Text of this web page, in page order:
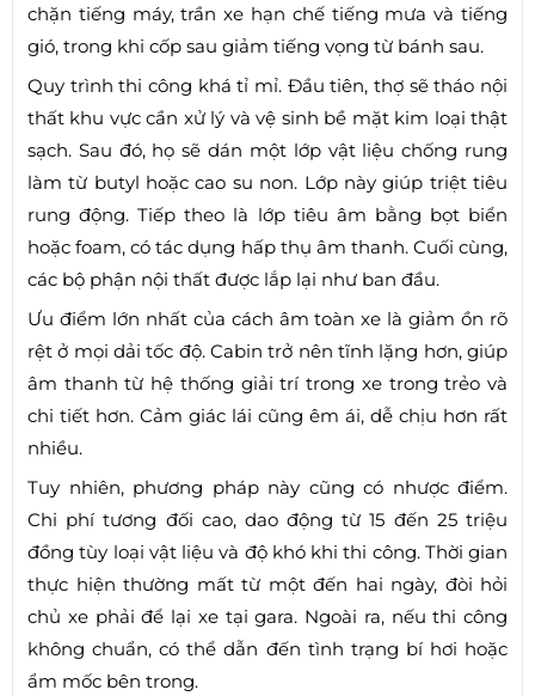
chặn tiếng máy, trần xe hạn chế tiếng mưa và tiếng
gió, trong khi cốp sau giảm tiếng vọng từ bánh sau.
Quy trình thi công khá tỉ mỉ. Đầu tiên, thợ sẽ tháo nội
thất khu vực cần xử lý và vệ sinh bề mặt kim loại thật
sạch. Sau đó, họ sẽ dán một lớp vật liệu chống rung
làm từ butyl hoặc cao su non. Lớp này giúp triệt tiêu
rung động. Tiếp theo là lớp tiêu âm bằng bọt biển
hoặc foam, có tác dụng hấp thụ âm thanh. Cuối cùng,
các bộ phận nội thất được lắp lại như ban đầu.
Ưu điểm lớn nhất của cách âm toàn xe là giảm ồn rõ
rệt ở mọi dải tốc độ. Cabin trở nên tĩnh lặng hơn, giúp
âm thanh từ hệ thống giải trí trong xe trong trẻo và
chi tiết hơn. Cảm giác lái cũng êm ái, dễ chịu hơn rất
nhiều.
Tuy nhiên, phương pháp này cũng có nhược điểm.
Chi phí tương đối cao, dao động từ 15 đến 25 triệu
đồng tùy loại vật liệu và độ khó khi thi công. Thời gian
thực hiện thường mất từ một đến hai ngày, đòi hỏi
chủ xe phải để lại xe tại gara. Ngoài ra, nếu thi công
không chuẩn, có thể dẫn đến tình trạng bí hơi hoặc
ẩm mốc bên trong.